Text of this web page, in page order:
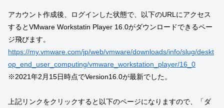
アカウント作成後、ログインした状態で、以下のURLにアクセス
するとVMware Workstatin Player 16.0がダウンロードできるペー
ジ飛びます。
https://my.vmware.com/jp/web/vmware/downloads/info/slug/deskt
op_end_user_computing/vmware_workstation_player/16_0
※2021年2月15日時点でVersion16.0が最新でした。
上記リンクをクリックすると以下のページになりますので、「ダ